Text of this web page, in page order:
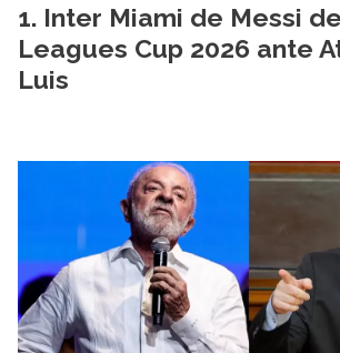
Inter Miami de Messi
Leagues Cup 2026 ante
Luis